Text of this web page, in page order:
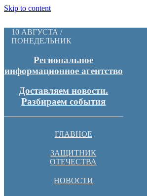
Skip to content
10 АВГУСТА /
ПОНЕДЕЛЬНИК
Региональное
информационное агентство
Доставляем новости.
Разбираем события
ГЛАВНОЕ
ЗАЩИТНИК
ОТЕЧЕСТВА
НОВОСТИ